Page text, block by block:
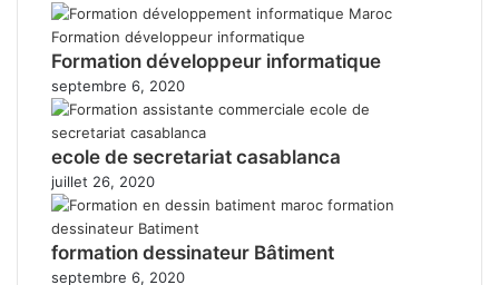
Formation développeur informatique
septembre 6, 2020
ecole de secretariat casablanca
juillet 26, 2020
formation dessinateur Bâtiment
septembre 6, 2020